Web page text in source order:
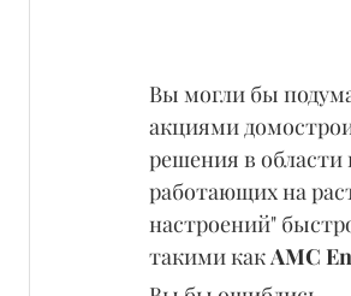
Вы могли бы
акциями
решения в области
работающих на
настроений"
такими как AMC